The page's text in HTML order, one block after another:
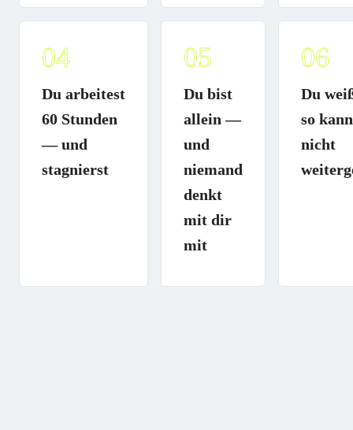
04
Du arbeitest
60 Stunden
— und
stagnierst
05
Du bist
allein —
und
niemand
denkt
mit dir
mit
06
Du
so
nicht